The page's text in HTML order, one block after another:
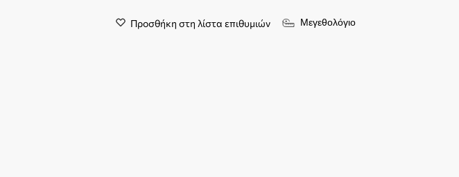
Προσθήκη στη λίστα επιθυμιών Μεγεθολόγιο